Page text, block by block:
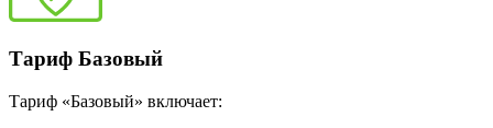
Тариф Базовый
Тариф «Базовый» включает: